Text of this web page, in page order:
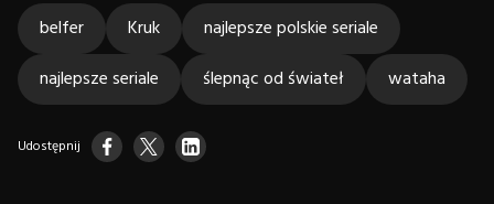
belfer Kruk
najlepsze polskie seriale
najlepsze seriale
ślepnąc od świateł wataha
Udostępnij